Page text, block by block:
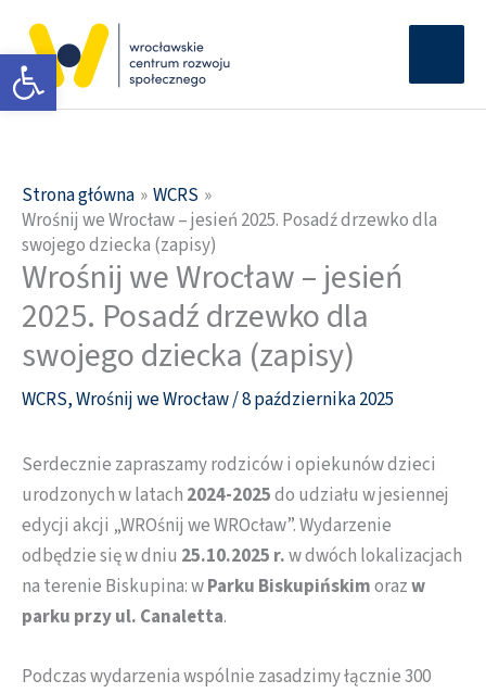
Otwórz pasek narzędzi
treści
Strona główna
WCRS
Wrośnij we Wrocław – jesień 2025. Posadź drzewko dla
swojego dziecka (zapisy)
Wrośnij we Wrocław – jesień
2025. Posadź drzewko dla
swojego dziecka (zapisy)
WCRS,Wrośnij we Wrocław/8 października 2025
Serdecznie zapraszamy rodziców i opiekunów dzieci
urodzonych w latach 2024-2025do udziału w jesiennej
edycji akcji „WROśnij we WROcław”. Wydarzenie
odbędzie się w dniu 25.10.2025 r.w dwóch lokalizacjach
na terenie Biskupina: wParku Biskupińskimorazw
parku przy ul. Canaletta.
Podczas wydarzenia wspólnie zasadzimy łącznie 300